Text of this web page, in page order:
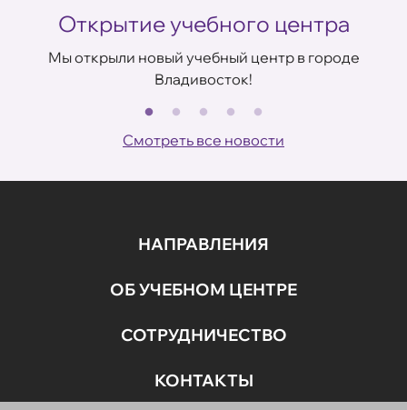
Открытие учебного центра
Мы открыли новый учебный центр в городе
Владивосток!
Смотреть все новости
НАПРАВЛЕНИЯ
ОБ УЧЕБНОМ ЦЕНТРЕ
СОТРУДНИЧЕСТВО
КОНТАКТЫ